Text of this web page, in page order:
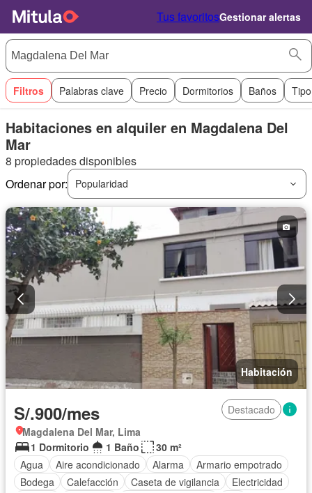
Tus favoritosGestionar alertas
Filtros Palabras clave Precio Dormitorios Baños
Habitaciones en alquiler en Magdalena Del
Mar
8 propiedades disponibles
Ordenar por:
Popularidad
Habitación
S/.900/mes
Destacado
Magdalena Del Mar, Lima
1 Dormitorio
1 Baño
30 m²
Agua
Aire acondicionado Alarma
Armario empotrado
Bodega
Calefacción Caseta de vigilancia
Electricidad